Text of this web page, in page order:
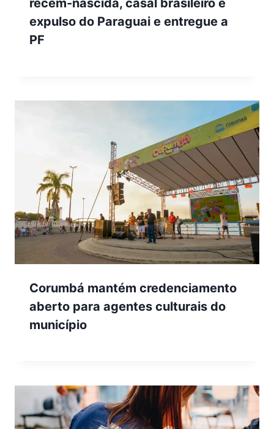
recém-nascida, casal brasileiro é
expulso do Paraguai e entregue a
PF
Corumbá mantém credenciamento
aberto para agentes culturais do
município